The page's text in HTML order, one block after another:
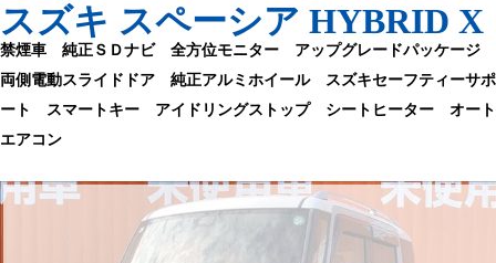
スズキ スペーシア HYBRID X
禁煙車 純正ＳＤナビ 全方位モニター アップグレードパッケージ
両側電動スライドドア 純正アルミホイール スズキセーフティーサポ
ート スマートキー アイドリングストップ シートヒーター オート
エアコン